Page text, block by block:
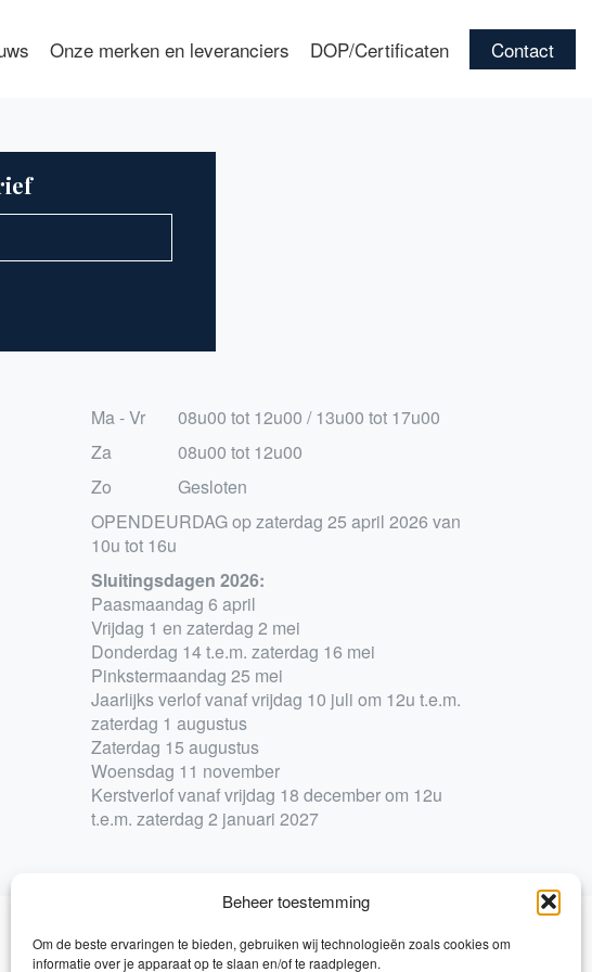
Beheer toestemming
Om de beste ervaringen te bieden, gebruiken wij technologieën zoals cookies om
informatie over je apparaat op te slaan en/of te raadplegen.
Onze merken en leveranciers DOP/Certificaten Contact
Ma - Vr
08u00 tot 12u00 / 13u00 tot 17u00
Za
08u00 tot 12u00
Zo
Gesloten
OPENDEURDAG op zaterdag 25 april 2026 van
10u tot 16u
Sluitingsdagen 2026:
Paasmaandag 6 april
Vrijdag 1 en zaterdag 2 mei
Donderdag 14 t.e.m. zaterdag 16 mei
Pinkstermaandag 25 mei
Jaarlijks verlof vanaf vrijdag 10 juli om 12u t.e.m.
zaterdag 1 augustus
Zaterdag 15 augustus
Woensdag 11 november
Kerstverlof vanaf vrijdag 18 december om 12u
t.e.m. zaterdag 2 januari 2027
0